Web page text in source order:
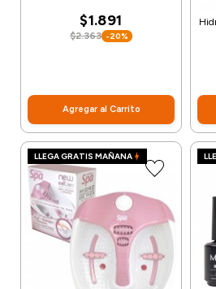
$1.891
$2.363 -20%
Agregar al Carrito
LLEGA GRATIS MAÑANA